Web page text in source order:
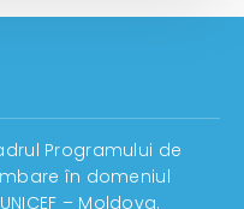
Programului de
în domeniul
– Moldova.